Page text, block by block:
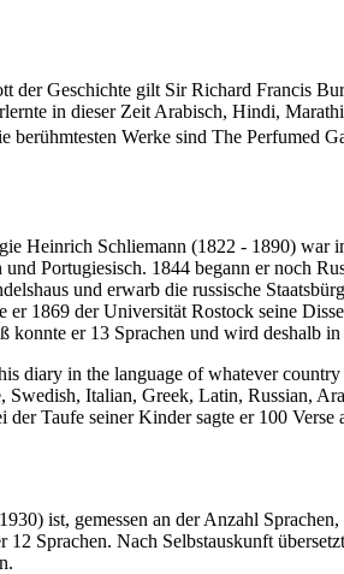
der Geschichte gilt Sir Richard Francis
in dieser Zeit Arabisch, Hindi,
berühmtesten Werke sind The Perfumed
Heinrich Schliemann (1822 - 1890) war
Portugiesisch. 1844 begann er noch
und erwarb die russische
er 1869 der Universität Rostock seine
konnte er 13 Sprachen und wird deshalb
diary in the language of whatever
Swedish, Italian, Greek, Latin, Russian,
der Taufe seiner Kinder sagte er 100
ist, gemessen an der Anzahl
12 Sprachen. Nach Selbstauskunft